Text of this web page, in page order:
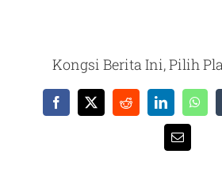
Kongsi Berita Ini, Pilih
Facebook
X RedditLinkedIn
Email